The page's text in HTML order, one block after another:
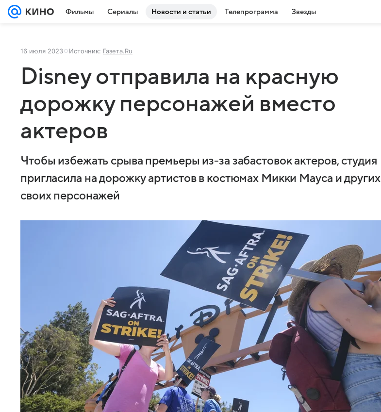
Фильмы Сериалы Новости и статьи Телепрограмма Звезды
16 июля 2023 Источник: Газета.Ru
Disney отправила на красную
дорожку персонажей вместо
актеров
Чтобы избежать срыва премьеры из-за забастовок актеров, студия
пригласила на дорожку артистов в костюмах Микки Мауса и других
своих персонажей